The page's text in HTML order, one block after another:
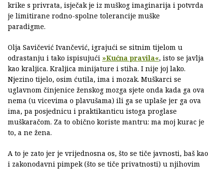
krike s privrata, isječak je iz muškog imaginarija i potvrda
je limitirane rodno-spolne tolerancije muške
paradigme.
Olja Savičević Ivančević, igrajući se sitnim tijelom u
odrastanju i tako ispisujući »Kućna pravila«, isto se javlja
kao kraljica. Kraljica minijature i stiha. I nije joj lako.
Njezino tijelo, osim ćutila, ima i mozak. Muškarci se
uglavnom činjenice ženskog mozga sjete onda kada ga ova
nema (u vicevima o plavušama) ili ga se uplaše jer ga ova
ima, pa posjednicu i praktikanticu istoga proglase
muškaračom. Za to obično koriste mantru: ma moj kurac je
to, a ne žena.
A to je zato jer je vrijednosna os, što se tiče javnosti, baš kao
i zakonodavni pimpek (što se tiče privatnosti) u njihovim